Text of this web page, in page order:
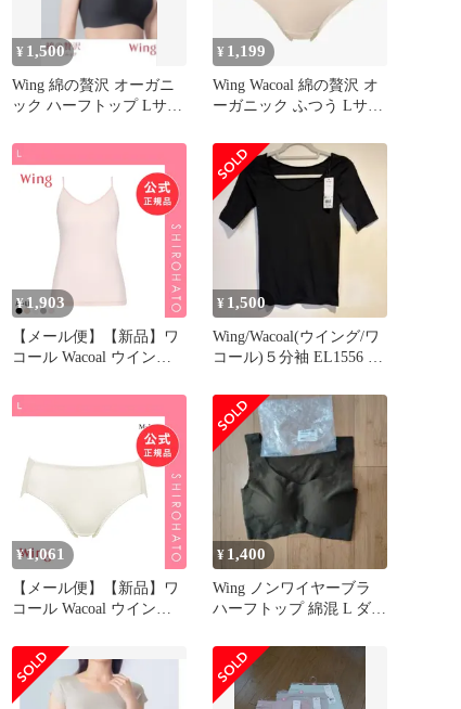
¥ 1,500
Wing 綿の贅沢 オーガニ
ック ハーフトップ Lサイ
¥ 1,199
Wing Wacoal 綿の贅沢 オ
ーガニック ふつう Lサイ
¥1,903
【メール便】【新品】ワ
コール Wacoal ウイング
ック キャミソール M L
LL 吸汗速乾 抗菌防臭(L)
¥ 1,500
Wing/Wacoal(ウイング/ワ
コール)５分袖 EL1556 ブ
¥1,061
【メール便】【新品】ワ
コール Wacoal ウイング
ク ショーツ ML コットン
綿混 天然素材 なめらか
(L)
¥ 1,400
Wing ノンワイヤーブラ
ハーフトップ 綿混 L ダー